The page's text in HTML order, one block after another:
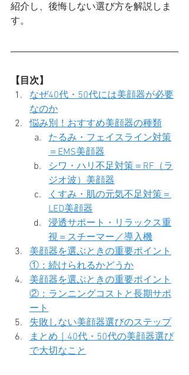
紹介し、後悔しない選び方を解説しま
す。
【目次】
なぜ40代・50代には美顔器が必要
なのか
悩み別！おすすめ美顔器の種類
たるみ・フェイスライン対策
＝EMS美顔器
シワ・ハリ不足対策＝RF（ラ
ジオ波）美顔器
くすみ・肌の元気不足対策＝
LED美顔器
浸透サポート・リラックス重
視＝スチーマー／導入機
美顔器を選ぶときの重要ポイント
①：続けられるかどうか
美顔器を選ぶときの重要ポイント
②：ランニングコストと長期サポ
ート
失敗しない美顔器選びのステップ
まとめ｜40代・50代の美顔器選び
で大切なこと